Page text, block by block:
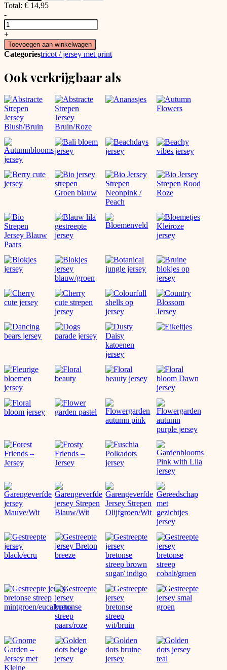
Total: € 14,95
-
Katoenen
Jersey
Little
Racers
aantal
+
Toevoegen aan winkelwagen
Categoriestricot / jersey met print
Ook verkrijgbaar als